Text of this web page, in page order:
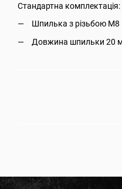
Стандартна комплектація:
Шпилька з різьбою М8
Довжина шпильки 20